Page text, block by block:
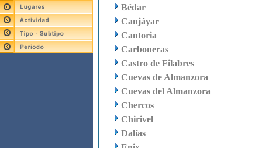
Bédar
Canjáyar
Cantoria
Carboneras
Castro de Filabres
Cuevas de Almanzora
Cuevas del Almanzora
Chercos
Chirivel
Dalías